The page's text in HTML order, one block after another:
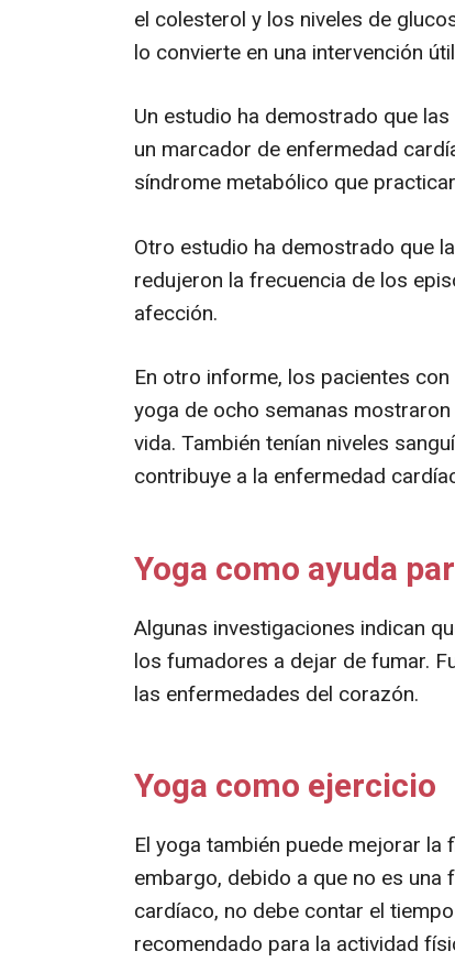
el colesterol y los niveles de
lo convierte en una intervención
Un estudio ha demostrado que
un marcador de enfermedad
síndrome metabólico que
Otro estudio ha demostrado que
redujeron la frecuencia de los
afección.
En otro informe, los pacientes
yoga de ocho semanas
vida. También tenían niveles
contribuye a la enfermedad
Yoga como ayuda
Algunas investigaciones indican
los fumadores a dejar de fumar.
las enfermedades del corazón.
Yoga como ejercicio
El yoga también puede mejorar la
embargo, debido a que no es
cardíaco, no debe contar el
recomendado para la actividad